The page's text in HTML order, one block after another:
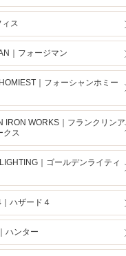
ィス
｜フォージマン
｜フォーシャンホミー
IRON WORKS｜フランクリンア
クス
｜ゴールデンライティ
ハザード４
ハンター